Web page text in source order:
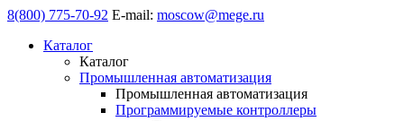
8(800) 775-70-92 E-mail: moscow@mege.ru
Каталог
Каталог
Промышленная автоматизация
Промышленная автоматизация
Программируемые контроллеры